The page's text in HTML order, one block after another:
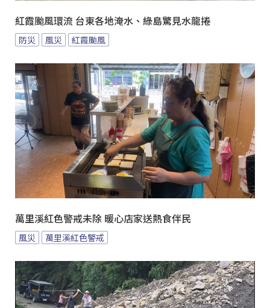
紅霞颱風環流 台東各地淹水、綠島驚見水龍捲
防災 風災 紅霞颱風
萬里溪紅色警戒未除 暖心店家送熱食伴民
風災 萬里溪紅色警戒